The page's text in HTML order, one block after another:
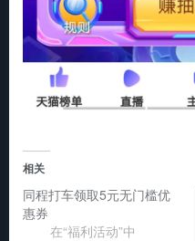
相关
同程打车领取5元无门槛优
惠券
在“福利活动”中